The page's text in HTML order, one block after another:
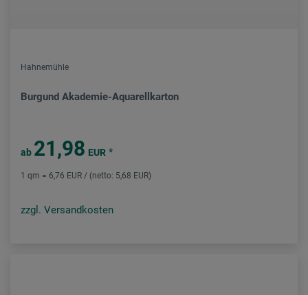
Hahnemühle
Burgund Akademie-Aquarellkarton
ab 21,98 EUR *
1 qm = 6,76 EUR / (netto: 5,68 EUR)
zzgl. Versandkosten